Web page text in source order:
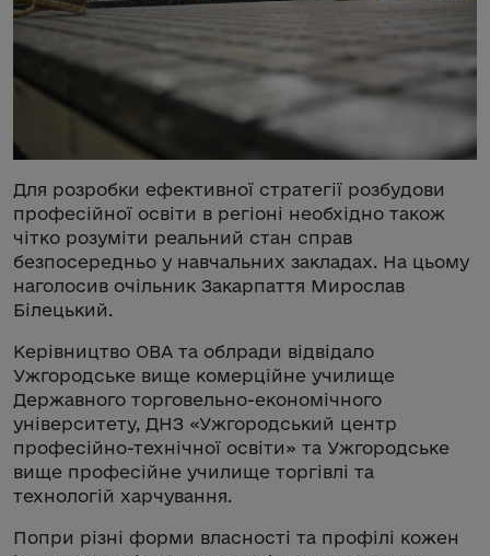
Для розробки ефективної стратегії розбудови
професійної освіти в регіоні необхідно також
чітко розуміти реальний стан справ
безпосередньо у навчальних закладах. На цьому
наголосив очільник Закарпаття Мирослав
Білецький.
Керівництво ОВА та облради відвідало
Ужгородське вище комерційне училище
Державного торговельно-економічного
університету, ДНЗ «Ужгородський центр
професійно-технічної освіти» та Ужгородське
вище професійне училище торгівлі та
технологій харчування.
Попри різні форми власності та профілі кожен